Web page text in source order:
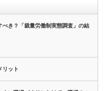
べき？「裁量労働制実態調査」の結
リット